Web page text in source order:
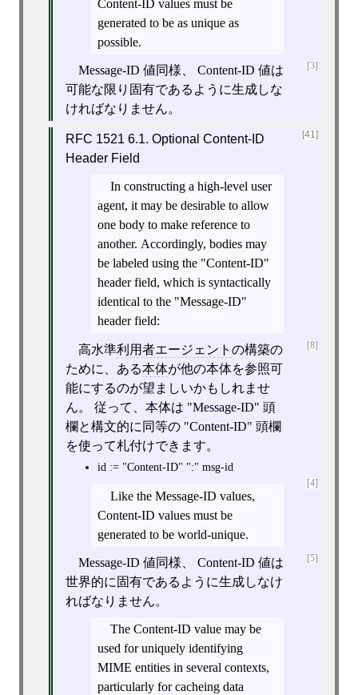
Content-ID values must be
generated to be as unique as
possible.
[3]
Message-ID 値同様、 Content-ID 値は
可能な限り固有であるように生成しな
ければなりません。
[41]
RFC 1521 6.1. Optional Content-ID
Header Field
In constructing a high-level user
agent, it may be desirable to allow
one body to make reference to
another. Accordingly, bodies may
be labeled using the "Content-ID"
header field, which is syntactically
identical to the "Message-ID"
header field:
[8]
高水準利用者エージェント の構築の
ために、ある本体が他の本体を参照可
能にするのが望ましいかもしれませ
ん。 従って、本体は "Message-ID" 頭
欄と構文的に同等の "Content-ID" 頭欄
を使って札付けできます。
[4]
id := "Content-ID" ":" msg-id
Like the Message-ID values,
Content-ID values must be
generated to be world-unique.
[5]
Message-ID 値同様、 Content-ID 値は
世界的に固有であるように生成しなけ
ればなりません。
The Content-ID value may be
used for uniquely identifying
MIME entities in several contexts,
particularly for cacheing data